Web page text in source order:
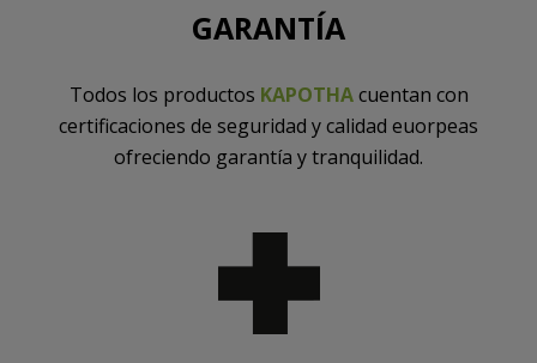
GARANTÍA
Todos los productos KAPOTHAcuentan con
certificaciones de seguridad y calidad euorpeas
ofreciendo garantía y tranquilidad.